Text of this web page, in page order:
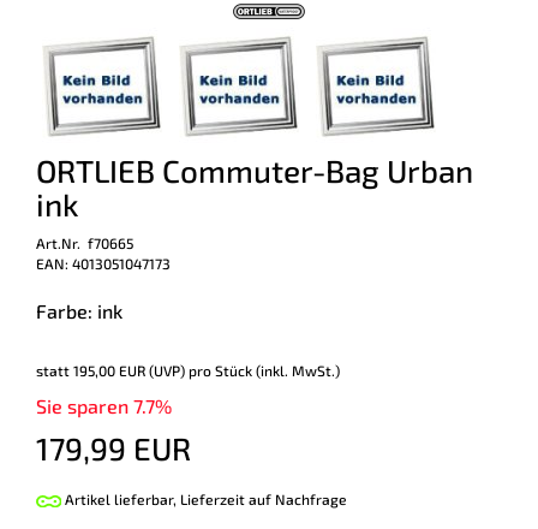
ORTLIEB Commuter-Bag Urban
ink
Art.Nr. f70665
EAN: 4013051047173
Farbe: ink
statt 195,00 EUR (UVP) pro Stück (inkl. MwSt.)
Sie sparen 7.7%
179,99 EUR
Artikel lieferbar, Lieferzeit auf Nachfrage